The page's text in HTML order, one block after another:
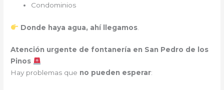
Condominios
Donde haya agua, ahí llegamos.
Atención urgente de fontanería en San Pedro de los
Pinos
Hay problemas que no pueden esperar: